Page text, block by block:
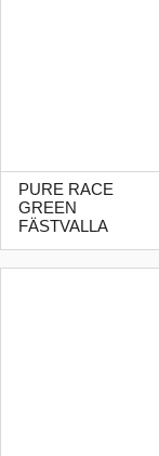
PURE RACE
GREEN
FÄSTVALLA